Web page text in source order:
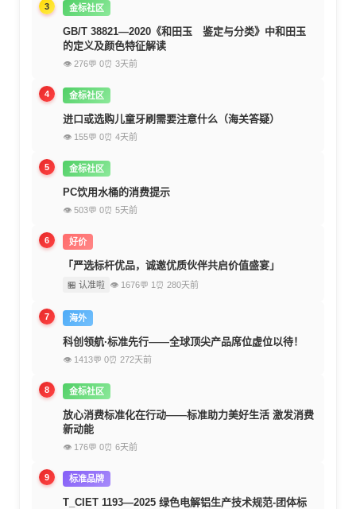
3 金标社区
GB/T 38821—2020《和田玉 鉴定与分类》中和田玉
的定义及颜色特征解读
👁 276💬 0⏰ 3天前
4 金标社区
进口或选购儿童牙刷需要注意什么（海关答疑）
👁 155💬 0⏰ 4天前
5 金标社区
PC饮用水桶的消费提示
👁 503💬 0⏰ 5天前
6 好价
「严选标杆优品，诚邀优质伙伴共启价值盛宴」
🏪 认准啦 👁 1676💬 1 ⏰ 280天前
7 海外
科创领航·标准先行——全球顶尖产品席位虚位以待！
👁 1413💬 0⏰ 272天前
8 金标社区
放心消费标准化在行动——标准助力美好生活 激发消费
新动能
👁 176💬 0⏰ 6天前
9 标准品牌
T_CIET 1193—2025 绿色电解铝生产技术规范-团体标